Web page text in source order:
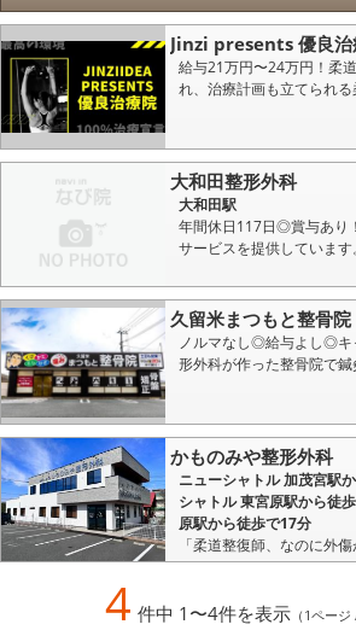
Jinzi presents 優良治
給与21万円〜24万円！柔
れ、治療計画も立てられ
大和田整形外科
大和田駅
年間休日117日◎賞与あり
サービスを提供しています。
久留米まつもと整骨院
ノルマなし◎給与よし◎
形外科が作った整骨院で
かものみや整形外科
ニューシャトル 加茂宮駅
シャトル 東宮原駅から徒
原駅から徒歩で17分
「柔道整復師、なのに外
せんか？
4 件中 1〜4件を表示（1ページ